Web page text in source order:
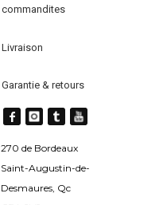
produit
commandites
Livraison
Garantie & retours
270 de Bordeaux
Saint-Augustin-de-
Desmaures, Qc